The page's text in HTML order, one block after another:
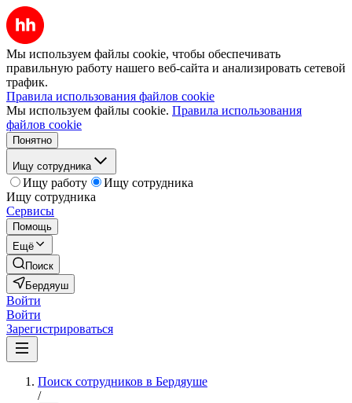
Мы используем файлы cookie, чтобы обеспечивать
правильную работу нашего веб-сайта и анализировать сетевой
трафик.
Правила использования файлов cookie
Мы используем файлы cookie. Правила использования
файлов cookie
Понятно
Ищу сотрудника
Ищу работу
Ищу сотрудника
Ищу сотрудника
Сервисы
Помощь
Ещё
Поиск
Бердяуш
Войти
Войти
Зарегистрироваться
Поиск сотрудников в Бердяуше
/